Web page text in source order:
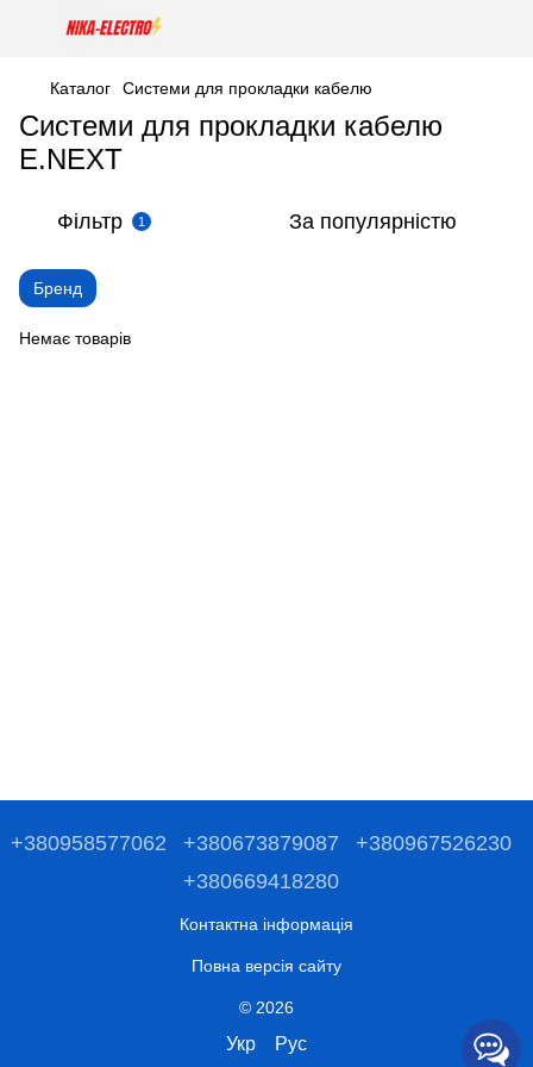
Каталог Системи для прокладки кабелю
Системи для прокладки кабелю
E.NEXT
Фільтр 1 За популярністю
Бренд
Немає товарів
+380958577062 +380673879087
+380967526230
+380669418280
Контактна інформація
Повна версія сайту
© 2026
Укр Рус